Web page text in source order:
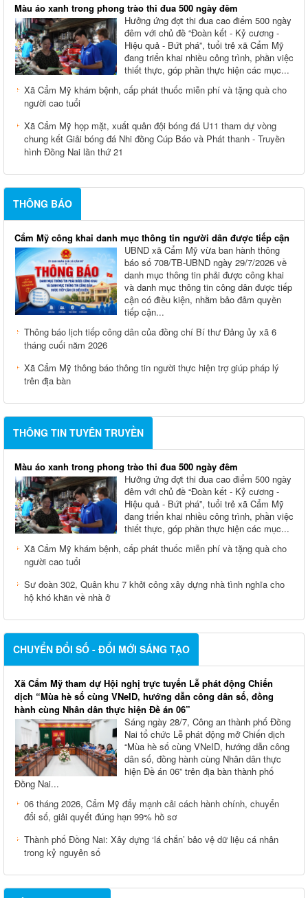
Màu áo xanh trong phong trào thi đua 500 ngày đêm
Hưởng ứng đợt thi đua cao điểm 500 ngày
đêm với chủ đề “Đoàn kết - Kỷ cương -
Hiệu quả - Bứt phá”, tuổi trẻ xã Cẩm Mỹ
đang triển khai nhiều công trình, phần việc
thiết thực, góp phần thực hiện các mục...
Xã Cẩm Mỹ khám bệnh, cấp phát thuốc miễn phí và tặng quà cho
người cao tuổi
Xã Cẩm Mỹ họp mặt, xuất quân đội bóng đá U11 tham dự vòng
chung kết Giải bóng đá Nhi đồng Cúp Báo và Phát thanh - Truyền
hình Đồng Nai lần thứ 21
THÔNG BÁO
Cẩm Mỹ công khai danh mục thông tin người dân được tiếp cận
UBND xã Cẩm Mỹ vừa ban hành thông
báo số 708/TB-UBND ngày 29/7/2026 về
danh mục thông tin phải được công khai
và danh mục thông tin công dân được tiếp
cận có điều kiện, nhằm bảo đảm quyền
tiếp cận...
Thông báo lịch tiếp công dân của đồng chí Bí thư Đảng ủy xã 6
tháng cuối năm 2026
Xã Cẩm Mỹ thông báo thông tin người thực hiện trợ giúp pháp lý
trên địa bàn
THÔNG TIN TUYÊN TRUYỀN
Màu áo xanh trong phong trào thi đua 500 ngày đêm
Hưởng ứng đợt thi đua cao điểm 500 ngày
đêm với chủ đề “Đoàn kết - Kỷ cương -
Hiệu quả - Bứt phá”, tuổi trẻ xã Cẩm Mỹ
đang triển khai nhiều công trình, phần việc
thiết thực, góp phần thực hiện các mục...
Xã Cẩm Mỹ khám bệnh, cấp phát thuốc miễn phí và tặng quà cho
người cao tuổi
Sư đoàn 302, Quân khu 7 khởi công xây dựng nhà tình nghĩa cho
hộ khó khăn về nhà ở
CHUYỂN ĐỔI SỐ - ĐỔI MỚI SÁNG TẠO
Xã Cẩm Mỹ tham dự Hội nghị trực tuyến Lễ phát động Chiến
dịch “Mùa hè số cùng VNeID, hướng dẫn công dân số, đồng
hành cùng Nhân dân thực hiện Đề án 06”
Sáng ngày 28/7, Công an thành phố Đồng
Nai tổ chức Lễ phát động mở Chiến dịch
“Mùa hè số cùng VNeID, hướng dẫn công
dân số, đồng hành cùng Nhân dân thực
hiện Đề án 06” trên địa bàn thành phố
Đồng Nai...
06 tháng 2026, Cẩm Mỹ đẩy mạnh cải cách hành chính, chuyển
đổi số, giải quyết đúng hạn 99% hồ sơ
Thành phố Đồng Nai: Xây dựng ‘lá chắn’ bảo vệ dữ liệu cá nhân
trong kỷ nguyên số